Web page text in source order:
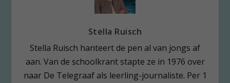
Stella Ruisch
Stella Ruisch hanteert de pen al van jongs af
aan. Van de schoolkrant stapte ze in 1976 over
naar De Telegraaf als leerling-journaliste. Per 1